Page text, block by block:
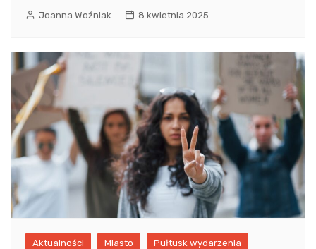
Joanna Woźniak 8 kwietnia 2025
Aktualności Miasto Pułtusk wydarzenia